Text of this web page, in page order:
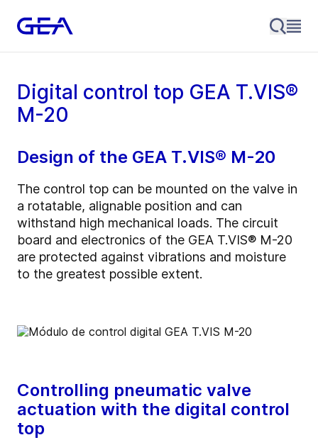
Digital control top GEA T.VIS®
M-20
Design of the GEA T.VIS® M-20
The control top can be mounted on the valve in
a rotatable, alignable position and can
withstand high mechanical loads. The circuit
board and electronics of the GEA T.VIS® M-20
are protected against vibrations and moisture
to the greatest possible extent.
Controlling pneumatic valve
actuation with the digital control
top